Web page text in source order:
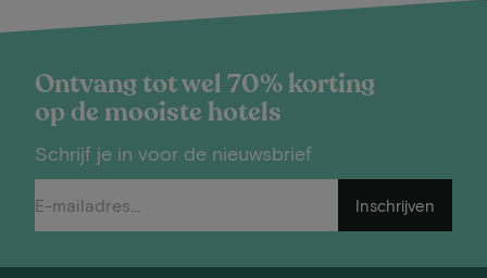
Ontvang tot wel 70% korting
op de mooiste hotels
Schrijf je in voor de nieuwsbrief
Inschrijven